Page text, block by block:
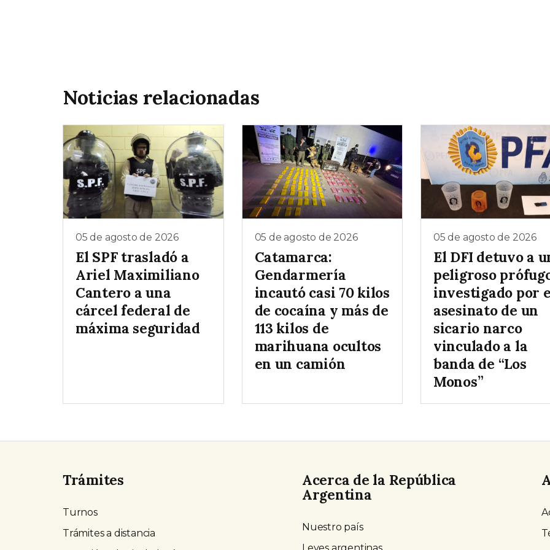
Noticias relacionadas
05 de agosto de 2026
El SPF trasladó a
Ariel Maximiliano
Cantero a una
cárcel federal de
máxima seguridad
05 de agosto de 2026
Catamarca:
Gendarmería
incautó casi 70 kilos
de cocaína y más de
113 kilos de
marihuana ocultos
en un camión
05 de agosto de 2026
El DFI detuvo a
peligroso
investigado por
asesinato de un
sicario narco
vinculado a la
banda de “Los
Monos”
Trámites
Turnos
Trámites a distancia
Acerca de la República
Argentina
Nuestro país